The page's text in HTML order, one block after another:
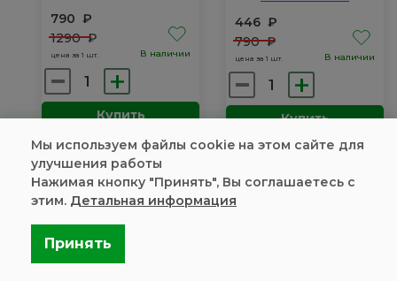
790 ₽
1290₽
цена за 1 шт. В наличии
Количество
товара
Абрикос:
Академик
Купить
446 ₽
790₽
цена за 1 шт. В наличии
Количество
товара
Вишня
песчаная:
ночка
Купить
Мы используем файлы cookie на этом сайте для
улучшения работы
Нажимая кнопку "Принять", Вы соглашаетесь с
этим. Детальная информация
Принять